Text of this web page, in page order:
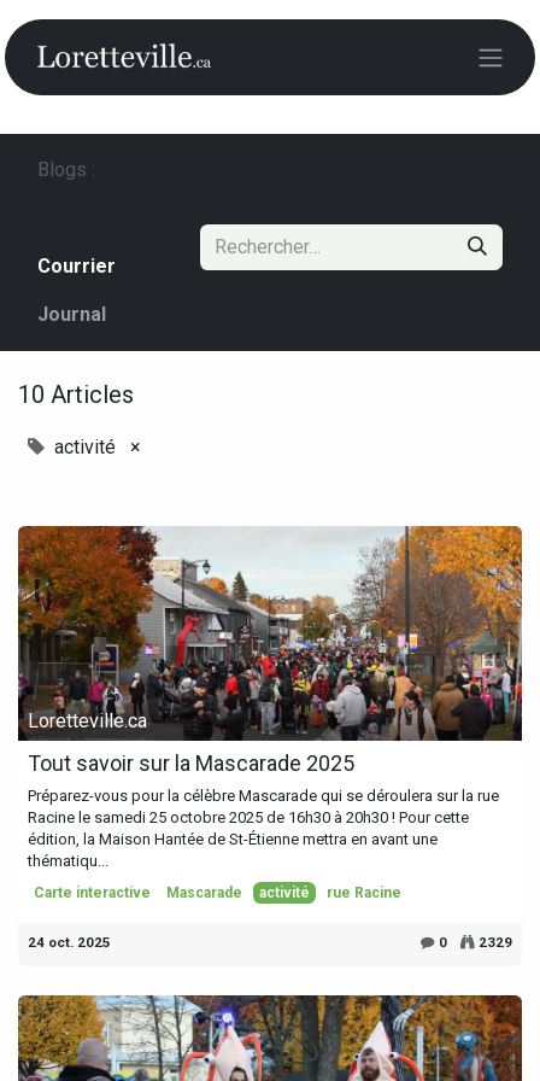
Blogs :
Courrier
Journal
10 Articles
activité ×
Loretteville.ca
Tout savoir sur la Mascarade 2025
Préparez-vous pour la célèbre Mascarade qui se déroulera sur la rue
Racine le samedi 25 octobre 2025 de 16h30 à 20h30 ! Pour cette
édition, la Maison Hantée de St-Étienne mettra en avant une
thématiqu...
Carte interactive Mascarade activité rue Racine
24 oct. 2025 0 2329